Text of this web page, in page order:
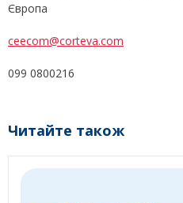
Європа
ceecom@corteva.com
099 0800216
Читайте також